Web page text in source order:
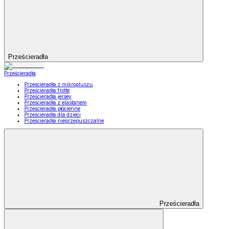
Prześcieradła
Prześcieradła
Prześcieradła z mikropluszu
Prześcieradła frotte
Prześcieradła jersey
Prześcieradła z elastanem
Prześcieradła płócienne
Prześcieradła dla dzieci
Prześcieradła nieprzepuszczalne
Prześcieradła